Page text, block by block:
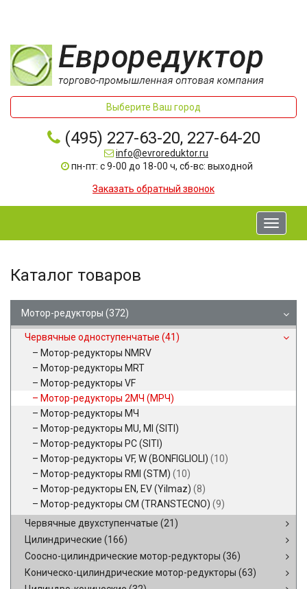
Выберите Ваш город
(495) 227-63-20, 227-64-20
info@evroreduktor.ru
пн-пт: с 9-00 до 18-00 ч, сб-вс: выходной
Заказать обратный звонок
Toggle
Каталог товаров
Мотор-редукторы (372)
Червячные одноступенчатые (41)
Мотор-редукторы NMRV
Мотор-редукторы MRT
Мотор-редукторы VF
Мотор-редукторы 2МЧ (МРЧ)
Мотор-редукторы МЧ
Мотор-редукторы MU, MI (SITI)
Мотор-редукторы PC (SITI)
Мотор-редукторы VF, W (BONFIGLIOLI) (10)
Мотор-редукторы RMI (STM) (10)
Мотор-редукторы EN, EV (Yilmaz) (8)
Мотор-редукторы CM (TRANSTECNO) (9)
Червячные двухступенчатые (21)
Цилиндрические (166)
Соосно-цилиндрические мотор-редукторы (36)
Коническо-цилиндрические мотор-редукторы (63)